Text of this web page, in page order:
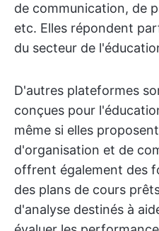
de communication, de
etc. Elles répondent
du secteur de
D'autres plateformes
conçues pour
même si elles
d'organisation et de
offrent également des
des plans de cours
d'analyse destinés à